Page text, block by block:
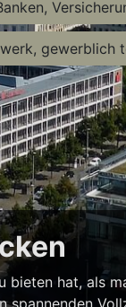
gewerblich
bieten hat, als